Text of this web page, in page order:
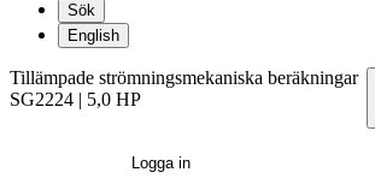
Sök
English
Tillämpade strömningsmekaniska beräkningar
SG2224 | 5,0 HP
Logga in